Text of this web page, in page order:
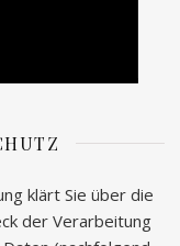
klärt Sie über die
der Verarbeitung